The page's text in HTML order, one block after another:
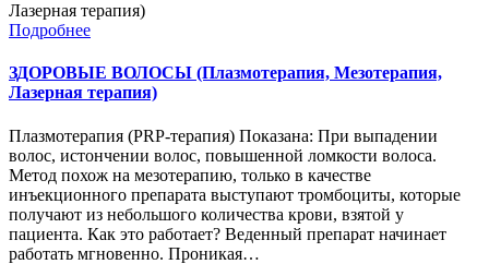
Подробнее
ЗДОРОВЫЕ ВОЛОСЫ (Плазмотерапия, Мезотерапия,
Лазерная терапия)
Плазмотерапия (PRP-терапия) Показана: При выпадении
волос, истончении волос, повышенной ломкости волоса.
Метод похож на мезотерапию, только в качестве
инъекционного препарата выступают тромбоциты, которые
получают из небольшого количества крови, взятой у
пациента. Как это работает? Веденный препарат начинает
работать мгновенно. Проникая…